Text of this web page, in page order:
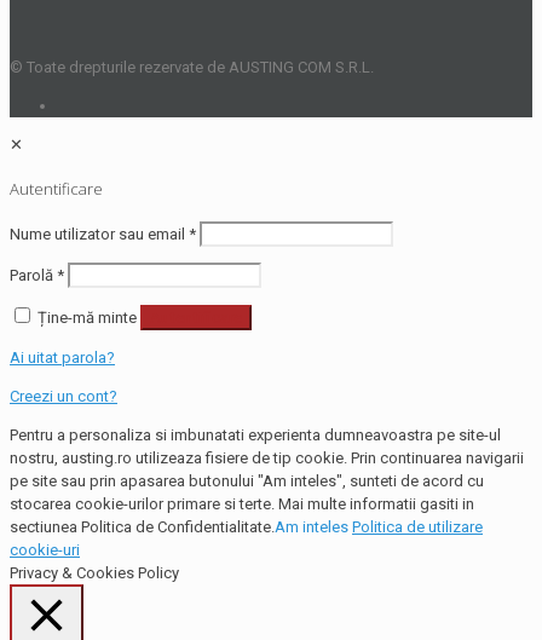
© Toate drepturile rezervate de AUSTING COM S.R.L.
✕
Autentificare
Nume utilizator sau email *
Parolă *
Ține-mă minte
Ai uitat parola?
Creezi un cont?
Pentru a personaliza si imbunatati experienta dumneavoastra pe site-ul
nostru, austing.ro utilizeaza fisiere de tip cookie. Prin continuarea navigarii
pe site sau prin apasarea butonului "Am inteles", sunteti de acord cu
stocarea cookie-urilor primare si terte. Mai multe informatii gasiti in
sectiunea Politica de Confidentialitate. Am inteles Politica de utilizare
cookie-uri
Privacy & Cookies Policy